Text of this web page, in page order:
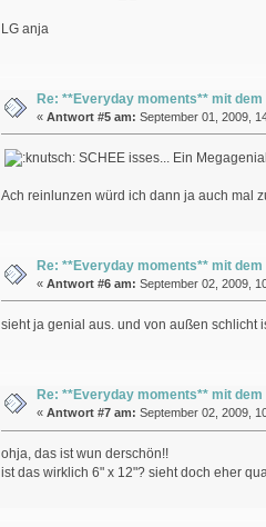
LG anja
Re: **Everyday moments** mit
« Antwort #5 am: September 01, 2009,
SCHEE isses... Ein
Ach reinlunzen würd ich dann ja auch mal
Re: **Everyday moments** mit
« Antwort #6 am: September 02, 2009,
sieht ja genial aus. und von außen schlicht
Re: **Everyday moments** mit
« Antwort #7 am: September 02, 2009,
ohja, das ist wun derschön!!
ist das wirklich 6" x 12"? sieht doch eher